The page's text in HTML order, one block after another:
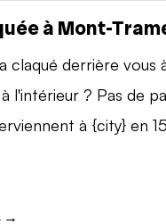
à Mont-
claqué derrière vous
l'intérieur ? Pas de
à {city} en
→